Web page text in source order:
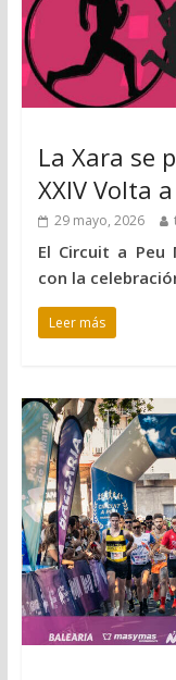
La Xara se
XXIV Volta
29 mayo, 2026
El Circuit a
con la
Leer más